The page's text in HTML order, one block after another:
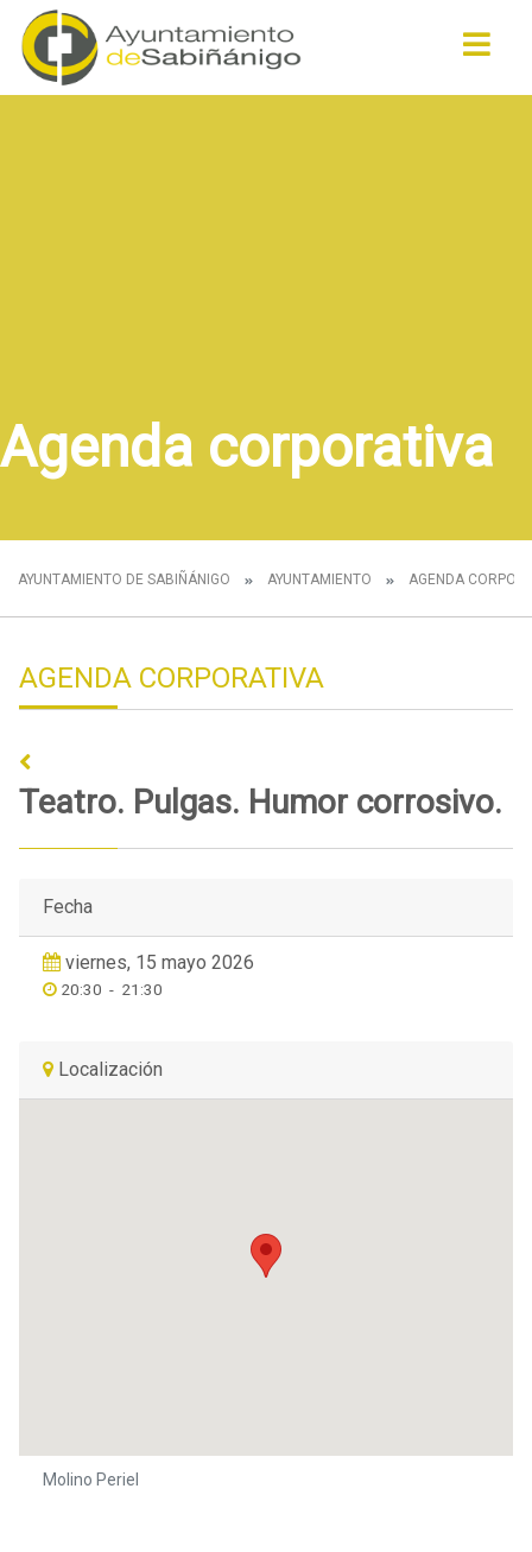
Agenda corporativa
AYUNTAMIENTO DE SABIÑÁNIGO AYUNTAMIENTO AGENDA
AGENDA CORPORATIVA
Teatro. Pulgas. Humor corrosivo.
Fecha
viernes, 15 mayo 2026
20:30 - 21:30
Localización
Molino Periel